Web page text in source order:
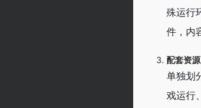
殊运行
件，内
配套资
单独划
戏运行